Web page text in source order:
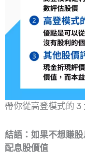
帶你從高登模式的
結語：如果不想賺
配息股價值